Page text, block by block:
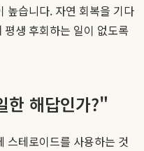
높습니다. 자연 회복을 기다
평생 후회하는 일이 없도록
한 해답인가?"
스테로이드를 사용하는 것